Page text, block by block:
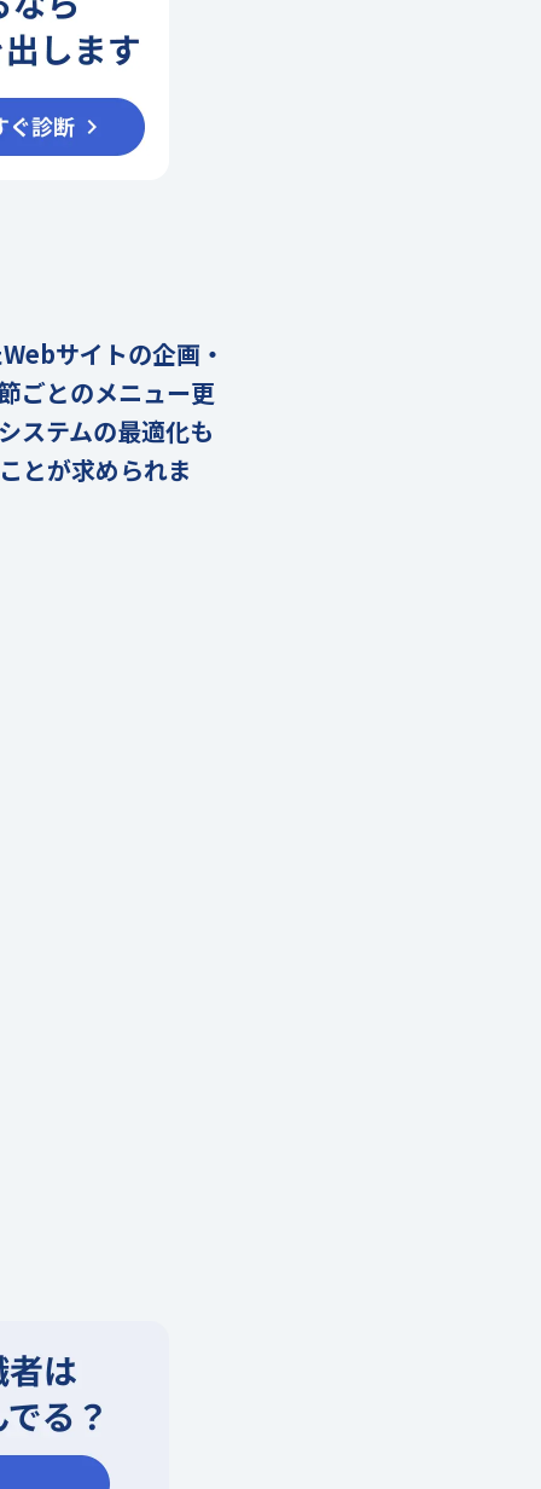
サイトの企画・
ごとのメニュー更
ステムの最適化も
とが求められま